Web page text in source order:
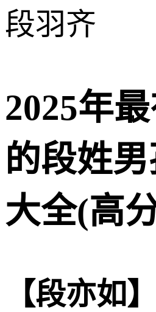
段羽齐
2025年
的段姓
大全(高
【段亦如】